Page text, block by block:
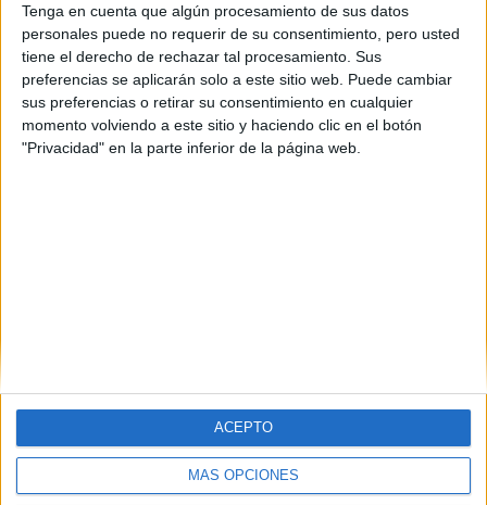
Tenga en cuenta que algún procesamiento de sus datos
personales puede no requerir de su consentimiento, pero usted
tiene el derecho de rechazar tal procesamiento. Sus
preferencias se aplicarán solo a este sitio web. Puede cambiar
sus preferencias o retirar su consentimiento en cualquier
momento volviendo a este sitio y haciendo clic en el botón
"Privacidad" en la parte inferior de la página web.
MÁS OPCIONES
ACEPTO
Máster Universitario en
Cálculo y Modelización
Científica
Impartido en: